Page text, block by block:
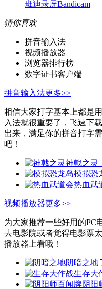
班迪录屏Bandicam
猜你喜欢
拼音输入法
视频播放器
浏览器排行榜
数字证书客户端
拼音输入法更多>>
相信大家打字基本上都是
入法就很重要了，飞速下
出来，满足你的拼音打字
吧！
神戟之灵
模拟恐
热血武
视频播放器更多>>
为大家推荐一些好用的PC
去电影院或者觉得电影票
播放器上看哦！
阴暗之地
生存大
阴阳